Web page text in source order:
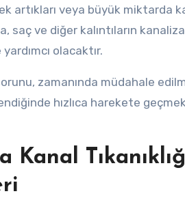
artıkları veya büyük miktarda
saç ve diğer kalıntıların
olacaktır.
sorunu, zamanında müdahale
hızlıca harekete
Kanal